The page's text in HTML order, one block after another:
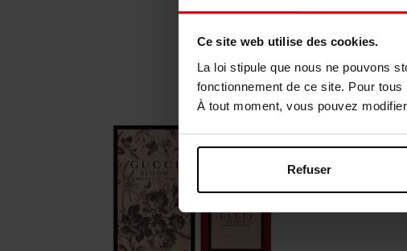
Ce site web utilise des cookies.
La loi stipule que nous ne pouvons
fonctionnement de ce site. Pour
À tout moment, vous pouvez
Refuser